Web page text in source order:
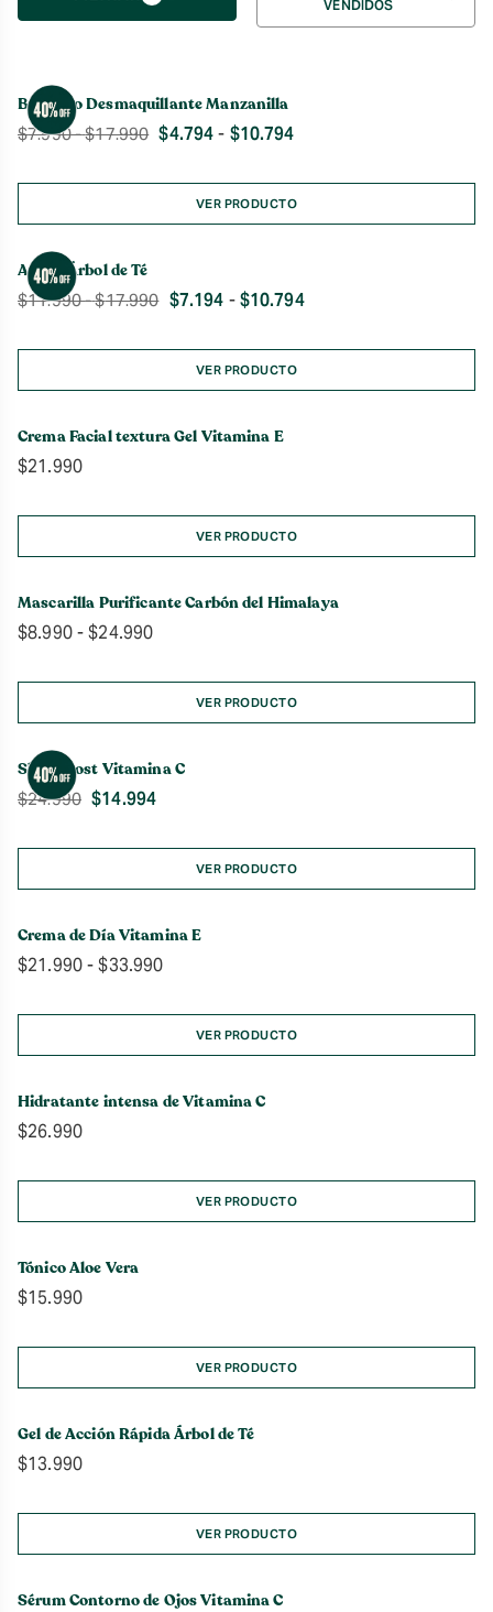
por
VENDIDOS
Bálsamo Desmaquillante Manzanilla
$7.990-$17.990Rango
desde
$7.990
$4.794 - $10.794Rango
precios:
desde
$4.794
VER PRODUCTO
Aceite Árbol de Té
$11.990-$17.990Rango
desde
$11.990
$7.194 - $10.794Rango
precios:
$7.194
VER PRODUCTO
Crema Facial textura Gel Vitamina E
$21.990
VER PRODUCTO
Mascarilla Purificante Carbón del Himalaya
$8.990- $24.990Rango
precios:
desde
$8.990
$24.990
VER PRODUCTO
Skin Boost Vitamina C
$24.990 $14.994
VER PRODUCTO
Crema de Día Vitamina E
$21.990- $33.990Rango
precios:
desde
$21.990
$33.990
VER PRODUCTO
Hidratante intensa de Vitamina C
$26.990
VER PRODUCTO
Tónico Aloe Vera
$15.990
VER PRODUCTO
Gel de Acción Rápida Árbol de Té
$13.990
VER PRODUCTO
Sérum Contorno de Ojos Vitamina C